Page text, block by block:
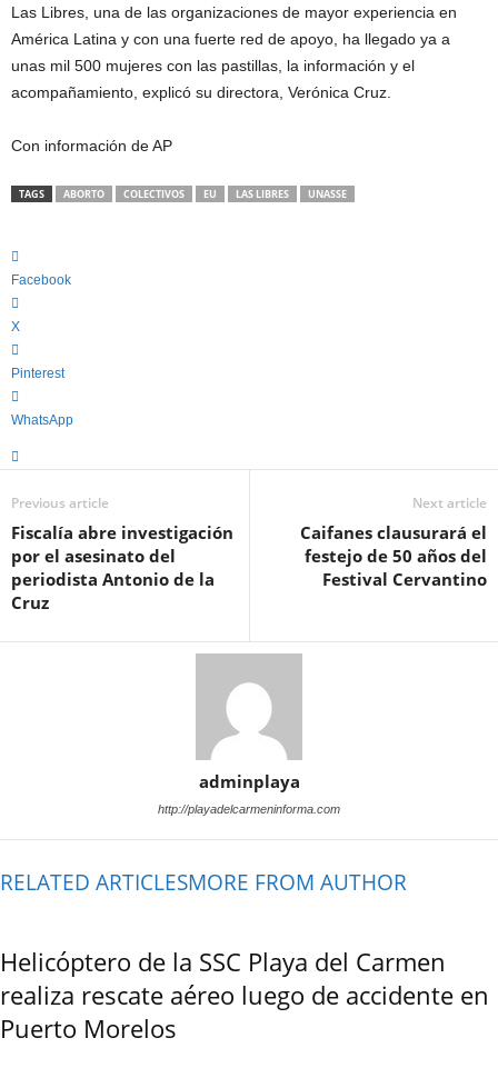
Las Libres, una de las organizaciones de mayor experiencia en
América Latina y con una fuerte red de apoyo, ha llegado ya a
unas mil 500 mujeres con las pastillas, la información y el
acompañamiento, explicó su directora, Verónica Cruz.
Con información de AP
TAGS ABORTO COLECTIVOS EU LAS LIBRES UNASSE
Facebook
X
Pinterest
WhatsApp
Previous article
Fiscalía abre investigación
por el asesinato del
periodista Antonio de la
Cruz
Next article
Caifanes clausurará el
festejo de 50 años del
Festival Cervantino
adminplaya
http://playadelcarmeninforma.com
RELATED ARTICLESMORE FROM AUTHOR
Helicóptero de la SSC Playa del Carmen
realiza rescate aéreo luego de accidente en
Puerto Morelos